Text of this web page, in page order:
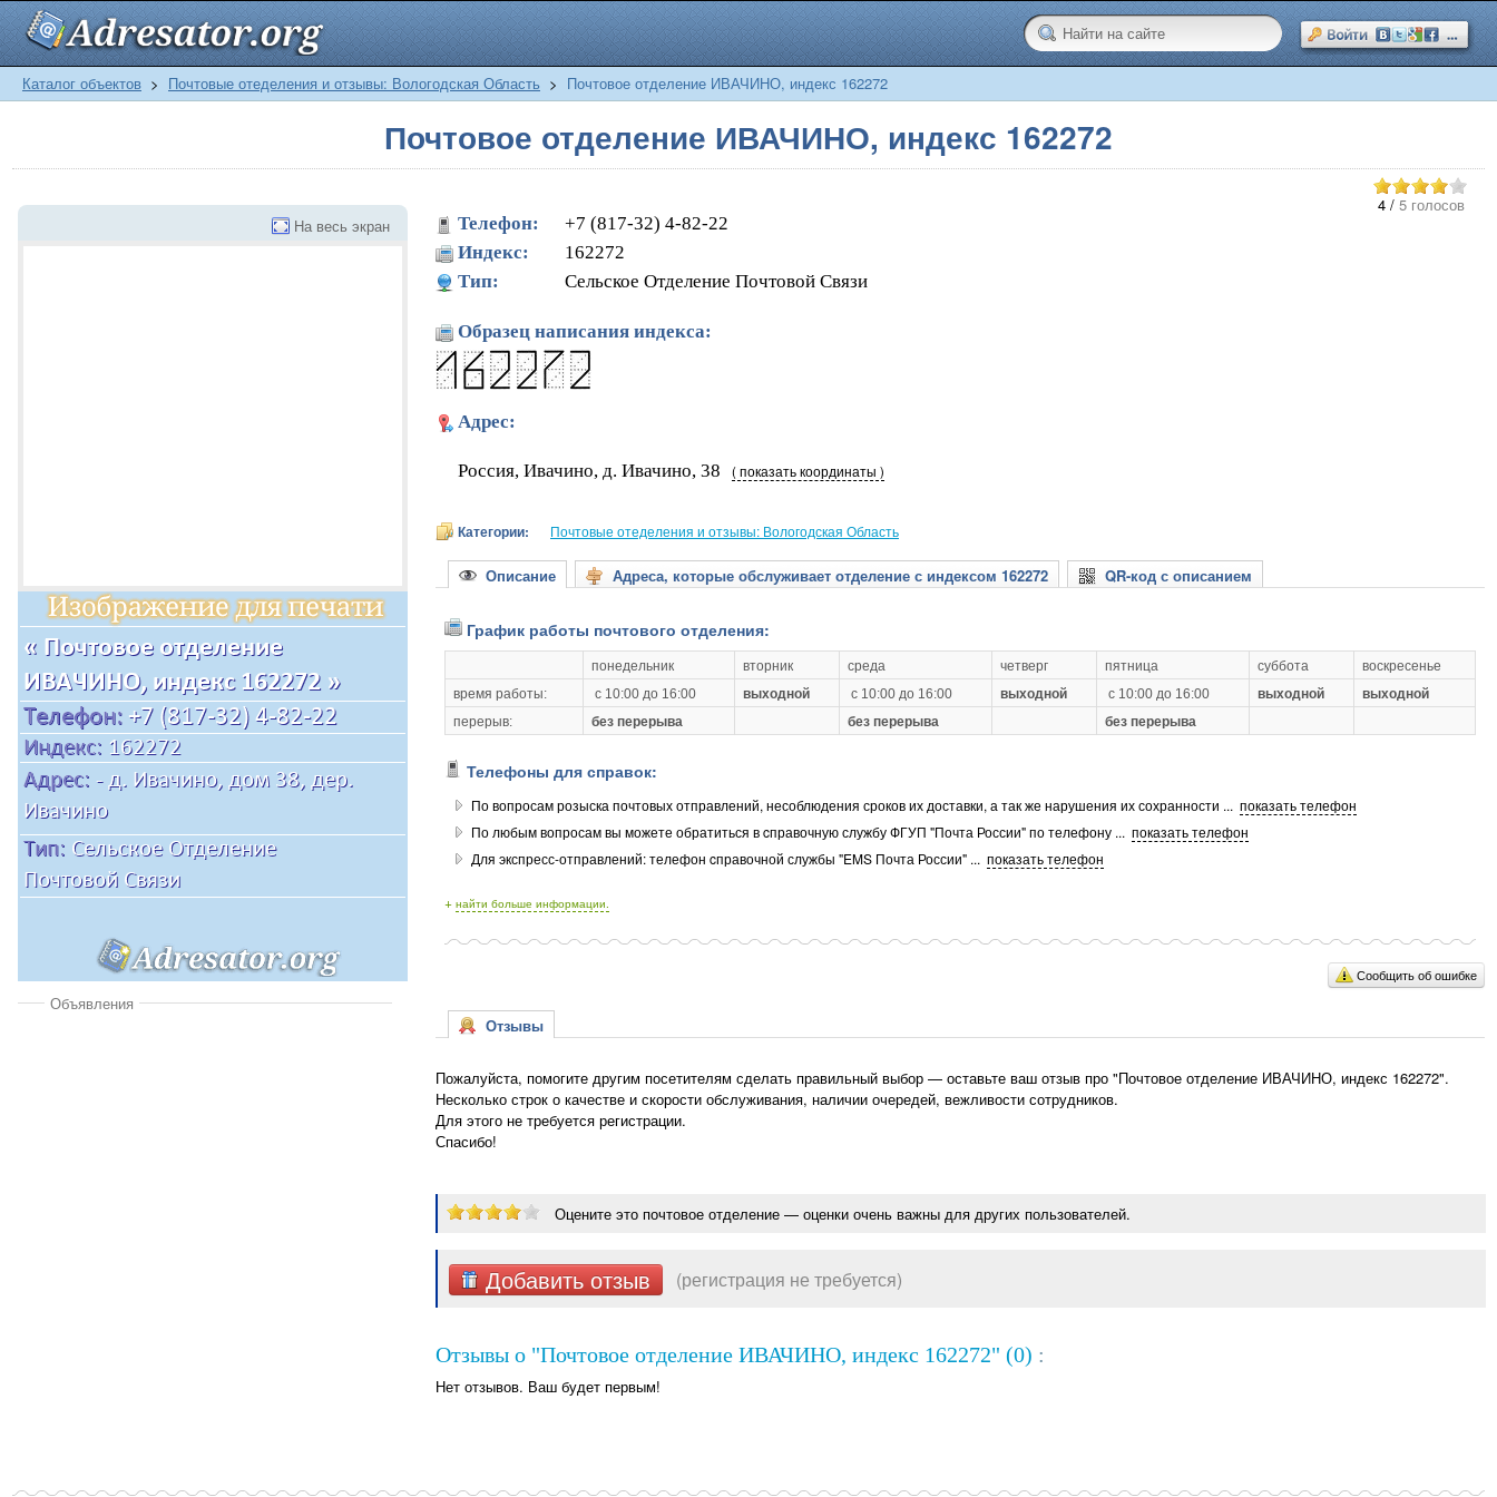
Каталог объектов > Почтовые отеделения и отзывы: Вологодская Область > Почтовое отделение ИВАЧИНО, индекс 162272
Почтовое отделение ИВАЧИНО, индекс 162272
4/ 5 голосов
На весь экран
Объявления
Телефон:
+7 (817-32) 4-82-22
Индекс:
162272
Тип:
Сельское Отделение Почтовой Связи
Образец написания индекса:
Адрес:
Россия, Ивачино, д. Ивачино, 38 ( показать координаты )
Категории: Почтовые отеделения и отзывы: Вологодская Область
Описание Адреса, которые обслуживает отделение с индексом 162272 QR-код с описанием
График работы почтового отделения:
понедельник вторник среда четверг пятница суббота
воскресенье
время работы:
с 10:00 до 16:00 выходной с 10:00 до 16:00 выходной с 10:00 до 16:00 выходной
выходной
перерыв:
без перерыва без перерыва без перерыва
Телефоны для справок:
По вопросам розыска почтовых отправлений, несоблюдения сроков их доставки, а так же нарушения их сохранности ... показать телефон
По любым вопросам вы можете обратиться в cправочную службу ФГУП "Почта России" по телефону ... показать телефон
Для экспресс-отправлений: телефон cправочной службы "EMS Почта России" ... показать телефон
+ найти больше информации.
Сообщить об ошибке
Отзывы
Пожалуйста, помогите другим посетителям сделать правильный выбор — оставьте ваш отзыв про "Почтовое отделение ИВАЧИНО, индекс 162272".
Несколько строк о качестве и скорости обслуживания, наличии очередей, вежливости сотрудников.
Для этого не требуется регистрации.
Спасибо!
Оцените это почтовое отделение — оценки очень важны для других пользователей.
Добавить отзыв (регистрация не требуется)
Отзывы о "Почтовое отделение ИВАЧИНО, индекс 162272" (0) :
Нет отзывов. Ваш будет первым!